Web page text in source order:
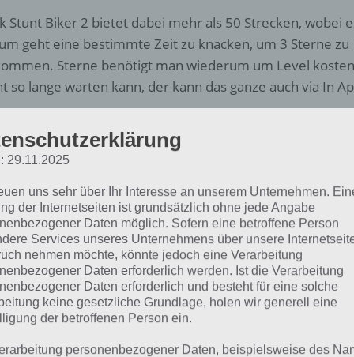
Stunt Biker 2 bietet dabei mehr als 50 Strecken, wobei
geht eine bestimmte Zeit zu knacken, um 3 Sterne zu
Sterne benötigt man wiederum um Level
so lange warten kann, der kann das ganze auch via In
sitzt ihr auf einem Motorrad und müsst eine Strecke
nur zu beschleunigen, sondern auch mal zu bremsen,
seid, könnt ihr nicht beschleunigen. Da die Zeiten
alles stimmen. Entsprechend muss man vor Sprüngen
sofort weiterfahren kann.
Augenmerk wurde allerdings auf die Strecken in
denn diese sind wirklich sehr gelungen und machen
Während einige einfach zu meistern sind, so sind
Bei Stick Stunt Biker 2 werkelt eine Physik
daherkommt.
29.11.2025
uns sehr über Ihr Interesse an unserem Unternehmen.
der Internetseiten ist grundsätzlich ohne jede Angabe
Daten möglich. Sofern eine betroffene Person
Services unseres Unternehmens über unsere
nehmen möchte, könnte jedoch eine Verarbeitung
Daten erforderlich werden. Ist die Verarbeitung
Daten erforderlich und besteht für eine solche
keine gesetzliche Grundlage, holen wir generell eine
der betroffenen Person ein.
personenbezogener Daten, beispielsweise des